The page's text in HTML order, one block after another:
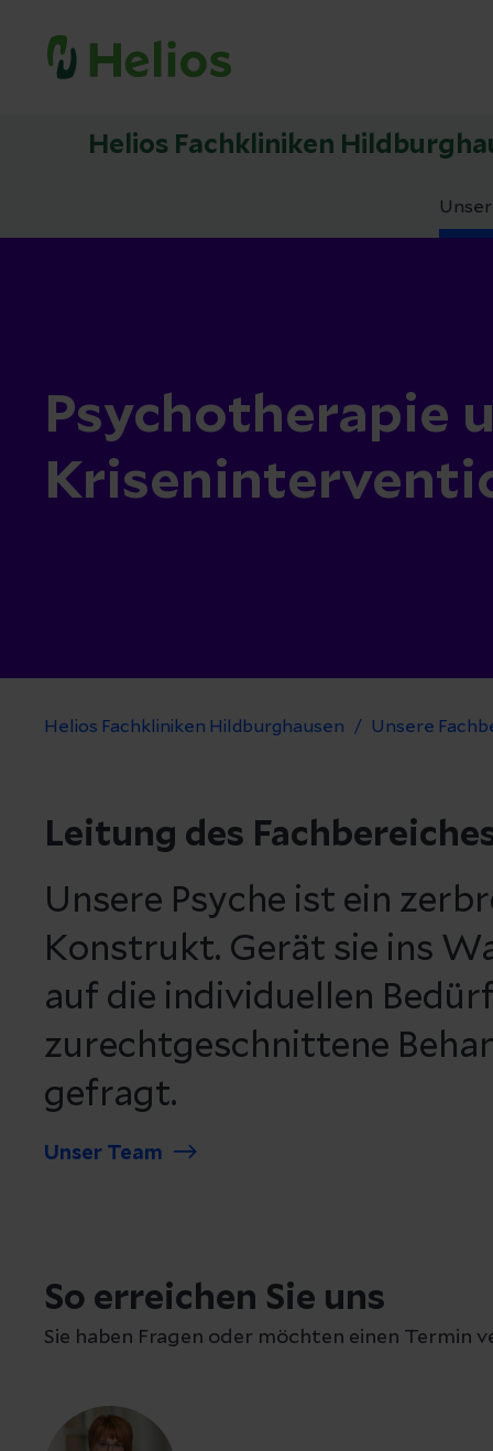
Helios Fachkliniken
Psychotherapie
Helios Fachkliniken Hildburghausen Unsere
Leitung des
Unsere Psyche ist ein
Konstrukt. Gerät sie ins
auf die individuellen
zurechtgeschnittene
gefragt.
Unser Team
So erreichen Sie uns
Sie haben Fragen oder möchten einen Termin